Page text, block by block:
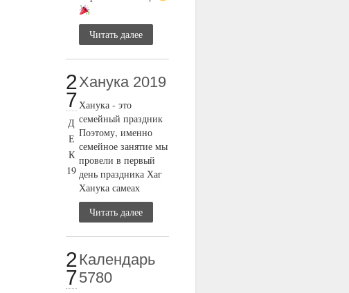
Читать далее
2
7
Д
Е
К
19
Ханука 2019
Ханука - это
семейный праздник
Поэтому, именно
семейное занятие мы
провели в первый
день праздника Хаг
Ханука самеах
Читать далее
2
7
Календарь
5780